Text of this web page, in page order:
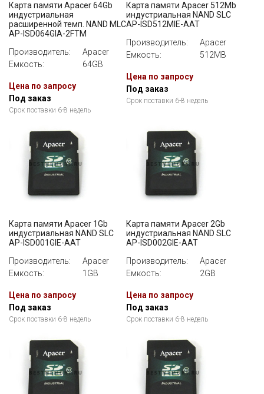
Карта памяти Apacer 64Gb
индустриальная
расширенной темп. NAND MLC
AP-ISD064GIA-2FTM
Производитель:
Apacer
Емкость:
64GB
Цена по запросу
Под заказ
Срок поставки 6-8 недель
Карта памяти Apacer 512Mb
индустриальная NAND SLC
AP-ISD512MIE-AAT
Производитель:
Apacer
Емкость:
512MB
Цена по запросу
Под заказ
Срок поставки 6-8 недель
Карта памяти Apacer 1Gb
индустриальная NAND SLC
AP-ISD001GIE-AAT
Производитель:
Apacer
Емкость:
1GB
Цена по запросу
Под заказ
Срок поставки 6-8 недель
Карта памяти Apacer 2Gb
индустриальная NAND SLC
AP-ISD002GIE-AAT
Производитель:
Apacer
Емкость:
2GB
Цена по запросу
Под заказ
Срок поставки 6-8 недель